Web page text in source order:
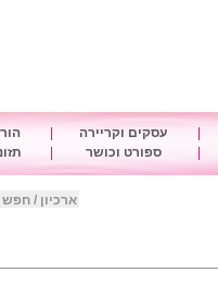
עסקים וקריירה
ספורט וכושר
ארכיון / חפש